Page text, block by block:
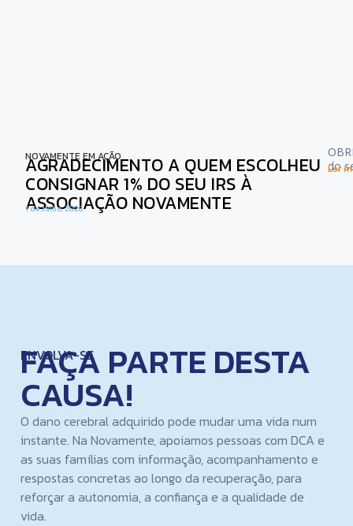
NOVAMENTE EM AÇÃO
AGRADECIMENTO A QUEM ESCOLHEU
CONSIGNAR 1% DO SEU IRS À
ASSOCIAÇÃO NOVAMENTE
1 de Julho, 2026
do
Ler
ENVOLVA-SE
FAÇA PARTE DESTA
CAUSA!
O dano cerebral adquirido pode mudar uma vida num
instante. Na Novamente, apoiamos pessoas com DCA e
as suas famílias com informação, acompanhamento e
respostas concretas ao longo da recuperação, para
reforçar a autonomia, a confiança e a qualidade de
vida.